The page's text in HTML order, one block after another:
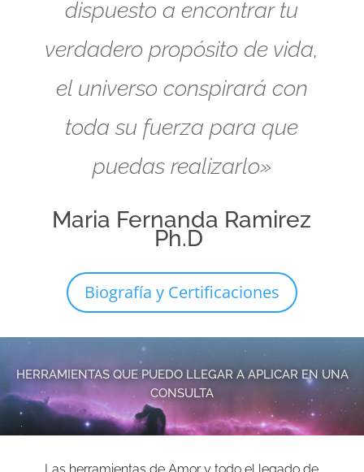
dispuesto a encontrar tu
verdadero propósito de vida,
el universo conspirará con
toda su fuerza para que
puedas realizarlo»
Maria Fernanda Ramirez
Ph.D
Biografía y Certificaciones
HERRAMIENTAS QUE PUEDO LLEGAR A APLICAR EN UNA
CONSULTA